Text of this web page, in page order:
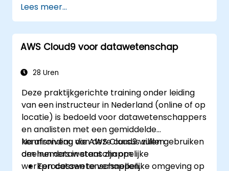
frameworks en -tools.
Machine learning-modellen
implementeren via geautomatiseerde
pipelines.
workflows in productie monitoren en
Lees meer...
AWS Cloud9 voor datawetenschap
28 Uren
Deze praktijkgerichte training onder leiding
van een instructeur in Nederland (online of op
locatie) is bedoeld voor datawetenschappers
en analisten met een gemiddelde
kennisniveau die AWS Cloud9 willen gebruiken
om hun datawetenschappelijke
werkprocessen te versnellen.
Na afronding van deze cursus zullen
deelnemers in staat zijn om:
Een datawetenschappelijke omgeving op